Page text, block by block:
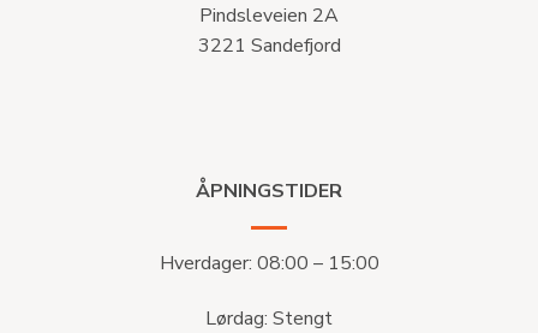
Pindsleveien 2A
3221 Sandefjord
ÅPNINGSTIDER
Hverdager: 08:00 – 15:00
Lørdag: Stengt